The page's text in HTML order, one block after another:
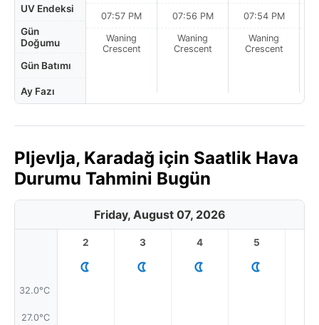
UV Endeksi
Gün
Doğumu
Gün Batımı
Ay Fazı
07:57 PM
Waning
Crescent
07:56 PM
Waning
Crescent
07:54 PM
Waning
Crescent
Pljevlja, Karadağ için Saatlik Hava
Durumu Tahmini Bugün
Friday, August 07, 2026
32.0°C
27.0°C
2 3 4 5